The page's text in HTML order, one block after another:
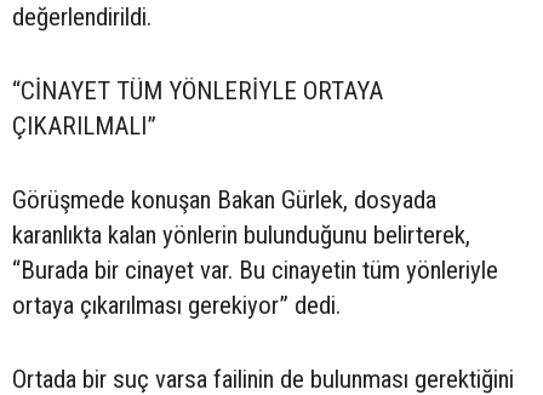
değerlendirildi.
“CİNAYET TÜM YÖNLERİYLE ORTAYA
ÇIKARILMALI”
Görüşmede konuşan Bakan Gürlek, dosyada
karanlıkta kalan yönlerin bulunduğunu belirterek,
“Burada bir cinayet var. Bu cinayetin tüm yönleriyle
ortaya çıkarılması gerekiyor” dedi.
Ortada bir suç varsa failinin de bulunması gerektiğini